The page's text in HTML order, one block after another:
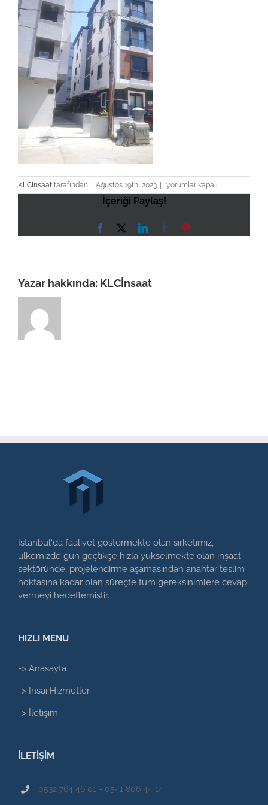
KLCİnsaat tarafından Ağustos 19th, 2023
1692476636591
için
yorumlar kapalı
İçeriği Paylaş!
Facebook LinkedInTumblr
Yazar hakkında: KLCİnsaat
İstanbul‘da faaliyet göstermekte olan şirketimiz,
ülkemizde gün geçtikçe hızla yükselmekte olan inşaat
sektöründe, projelendirme aşamasından anahtar teslim
noktasına kadar olan süreçte tüm gereksinimlere cevap
vermeyi hedeflemiştir.
HIZLI MENU
-> Anasayfa
-> İnşai Hizmetler
-> İletişim
İLETİŞİM
0532 764 46 01 - 0541 806 44 14